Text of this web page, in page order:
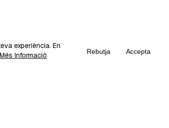
experiència. En
Més Informació Rebutja Accepta